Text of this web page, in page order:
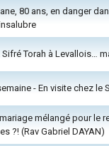
80 ans, en danger
Torah à Levallois…
- En visite chez le
mélangé pour le
?! (Rav Gabriel DAYAN)